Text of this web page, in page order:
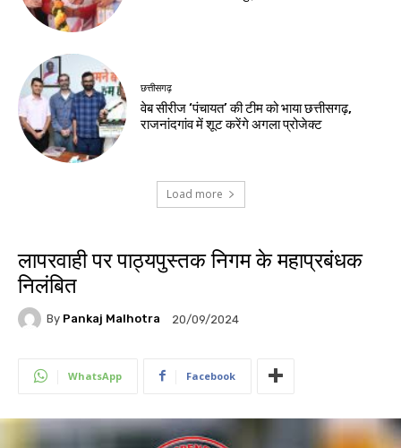
छत्तीसगढ़
वेब सीरीज ‘पंचायत’ की टीम को भाया छत्तीसगढ़,
राजनांदगांव में शूट करेंगे अगला प्रोजेक्ट
Load more
लापरवाही पर पाठ्यपुस्तक निगम के महाप्रबंधक
निलंबित
By Pankaj Malhotra 20/09/2024
WhatsApp Facebook